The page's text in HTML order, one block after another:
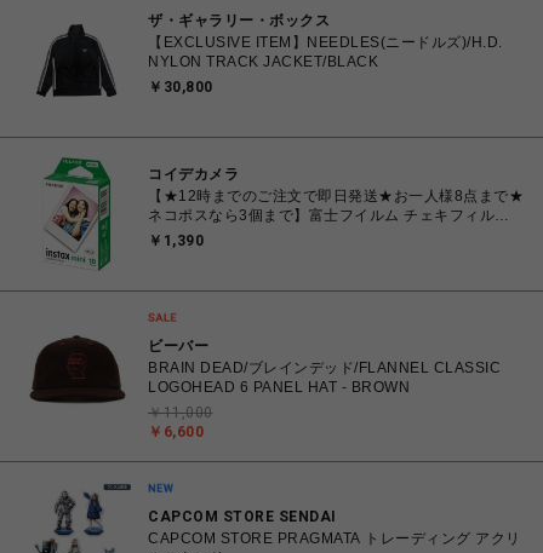
ザ・ギャラリー・ボックス
【EXCLUSIVE ITEM】NEEDLES(ニードルズ)/H.D.
NYLON TRACK JACKET/BLACK
￥30,800
コイデカメラ
【★12時までのご注文で即日発送★お一人様8点まで★
ネコポスなら3個まで】富士フイルム チェキフィル
ム FUJIFILM INSTAX MINI JP1 [ チェキ instax mini
￥1,390
ビーバー
BRAIN DEAD/ブレインデッド/FLANNEL CLASSIC
LOGOHEAD 6 PANEL HAT - BROWN
￥6,600
￥11,000
CAPCOM STORE SENDAI
CAPCOM STORE PRAGMATA トレーディング アクリ